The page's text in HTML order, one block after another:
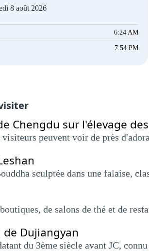
8 août 2026
6:24 AM
7:54 PM
Chengdu sur l'élevage
peuvent voir de près
sculptée dans une falaise,
de salons de thé et de
Dujiangyan
du 3ème siècle avant JC,